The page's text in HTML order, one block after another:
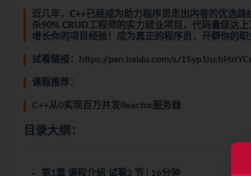
近几年，C++已经成为助力程序员走出内卷的优选
杀90% CRUD工程师的实力就业项目，代码量级达
增长你的项目经验！成为真正的程序员，开僻你的职
试看链接： https://pan.baidu.com/s/
课程推荐：
C++从0实现百万并发Reactor服务器
目录大纲：
第1章 课程介绍 试看3 节 | 16分钟